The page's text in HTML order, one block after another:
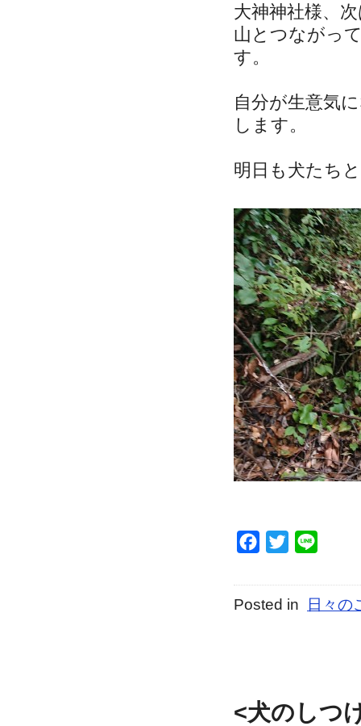
大神神社様、
山とつながっ
す。
自分が生意気
します。
明日も犬たち
Facebook
Twitter
Posted in 日々の
<犬のしつ